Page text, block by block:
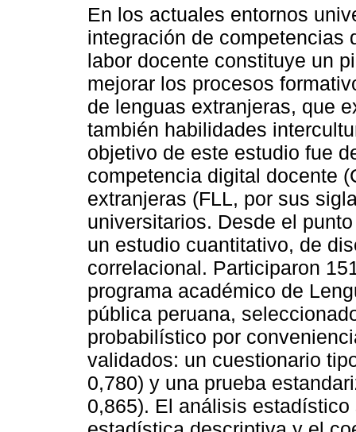
En los actuales entornos
integración de competencias
labor docente constituye un
mejorar los procesos
de lenguas extranjeras, que
también habilidades
objetivo de este estudio fue
competencia digital docente
extranjeras (FLL, por sus
universitarios. Desde el
un estudio cuantitativo, de
correlacional. Participaron
programa académico de
pública peruana,
probabilístico por
validados: un cuestionario
0,780) y una prueba
0,865). El análisis